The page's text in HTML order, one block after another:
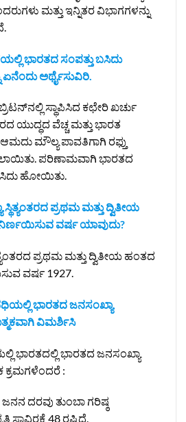
ಮತ್ತು ಇನ್ನಿತರ ವಿಭಾಗಗಳನ್ನು
ಭಾರತದ ಸಂಪತ್ತು ಬಸಿದು
ಅರ್ಥೈಸುವಿರಿ.
ಸ್ಥಾಪಿಸಿದ ಕಛೇರಿ ಖರ್ಚು
ಯುದ್ಧದ ವೆಚ್ಚ ಮತ್ತು ಭಾರತ
ಮೌಲ್ಯ ಪಾವತಿಗಾಗಿ ರಫ್ತು
ಪರಿಣಾಮವಾಗಿ ಭಾರತದ
ಹೋಯಿತು.
ಪ್ರಥಮ ಮತ್ತು ದ್ವಿತೀಯ
ವರ್ಷ ಯಾವುದು?
ಪ್ರಥಮ ಮತ್ತು ದ್ವಿತೀಯ ಹಂತದ
ವರ್ಷ 1927.
ಭಾರತದ ಜನಸಂಖ್ಯಾ
ವಿಮರ್ಶಿಸಿ
ಭಾರತದಲ್ಲಿ ಭಾರತದ ಜನಸಂಖ್ಯಾ
ಕ್ರಮಗಳೆಂದರೆ :
ದರವು ತುಂಬಾ ಗರಿಷ್ಠ
ಸಾವಿರಕ್ಕೆ 48 ರಷ್ಟಿದೆ.